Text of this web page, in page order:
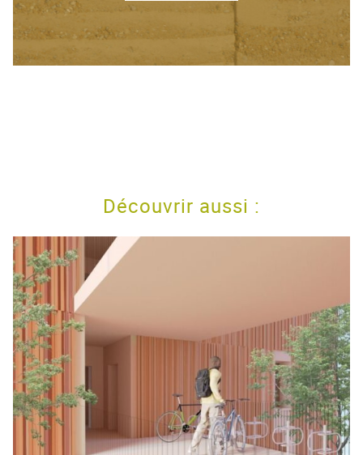
Découvrir aussi :